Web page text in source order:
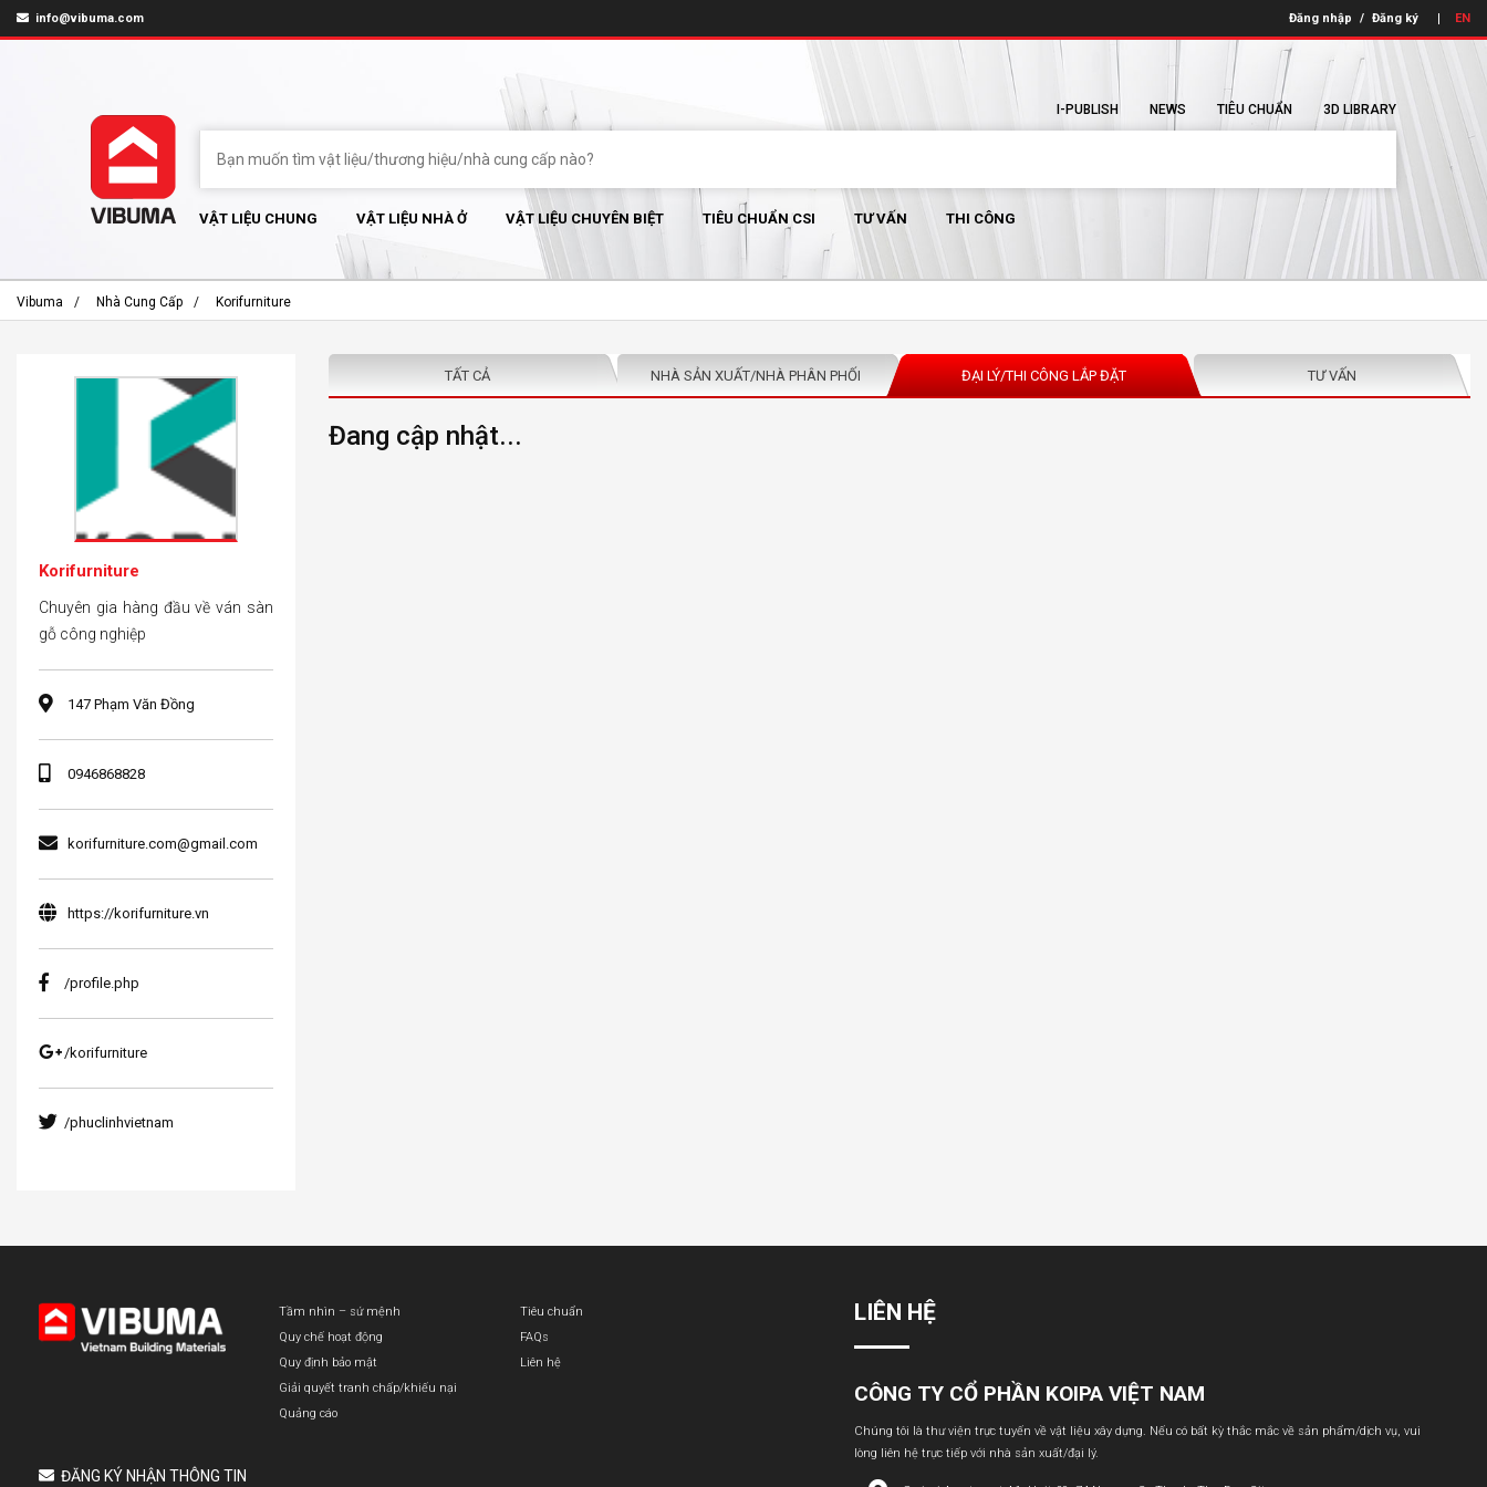
info@vibuma.com Đăng nhập / Đăng ký EN
I-PUBLISH NEWS TIÊU CHUẨN 3D LIBRARY
VẬT LIỆU CHUNG VẬT LIỆU NHÀ Ở VẬT LIỆU CHUYÊN BIỆT TIÊU CHUẨN CSI TƯ VẤN THI CÔNG
Vibuma Nhà Cung Cấp Korifurniture
TẤT CẢ NHÀ SẢN XUẤT/NHÀ PHÂN PHỐI ĐẠI LÝ/THI CÔNG LẮP ĐẶT TƯ VẤN
Đang cập nhật...
Korifurniture
Chuyên gia hàng đầu về ván sàn
gỗ công nghiệp
147 Phạm Văn Đồng
0946868828
korifurniture.com@gmail.com
https://korifurniture.vn
/profile.php
/korifurniture
/phuclinhvietnam
Tầm nhìn – sứ mệnh
Quy chế hoạt động
Quy định bảo mật
Giải quyết tranh chấp/khiếu nại
Quảng cáo
Tiêu chuẩn
FAQs
Liên hệ
ĐĂNG KÝ NHẬN THÔNG TIN
LIÊN HỆ
CÔNG TY CỔ PHẦN KOIPA VIỆT NAM
Chúng tôi là thư viện trực tuyến về vật liệu xây dựng. Nếu có bất kỳ thắc mắc về sản phẩm/dịch vụ, vui
lòng liên hệ trực tiếp với nhà sản xuất/đại lý.